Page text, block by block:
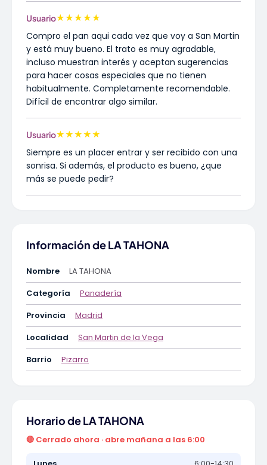
Usuario★★★★★
Compro el pan aqui cada vez que voy a San Martin
y está muy bueno. El trato es muy agradable,
incluso muestran interés y aceptan sugerencias
para hacer cosas especiales que no tienen
habitualmente. Completamente recomendable.
Difícil de encontrar algo similar.
Usuario★★★★★
Siempre es un placer entrar y ser recibido con una
sonrisa. Si además, el producto es bueno, ¿que
más se puede pedir?
Información de LA TAHONA
Nombre
LA TAHONA
Categoría
Panadería
Provincia
Madrid
Localidad
San Martin de la Vega
Barrio
Pizarro
Horario de LA TAHONA
🔴 Cerrado ahora · abre mañana a las 6:00